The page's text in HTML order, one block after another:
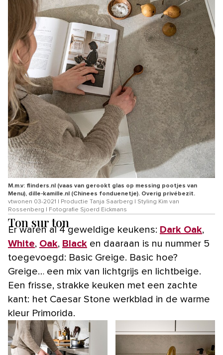
M.m.v: flinders.nl (vaas van gerookt glas op messing pootjes van
Menu), dille-kamille.nl (Chinees fonduenetje). Overig privébezit.
vtwonen 03-2021 | Productie Tanja Saarberg | Styling Kim van
Rossenberg | Fotografie Sjoerd Eickmans
Ton sur ton
Er waren al 4 geweldige keukens: Dark Oak,
White, Oak, Black en daaraan is nu nummer 5
toegevoegd: Basic Greige. Basic hoe?
Greige… een mix van lichtgrijs en lichtbeige.
Een frisse, strakke keuken met een zachte
kant: het Caesar Stone werkblad in de warme
kleur Primorida.